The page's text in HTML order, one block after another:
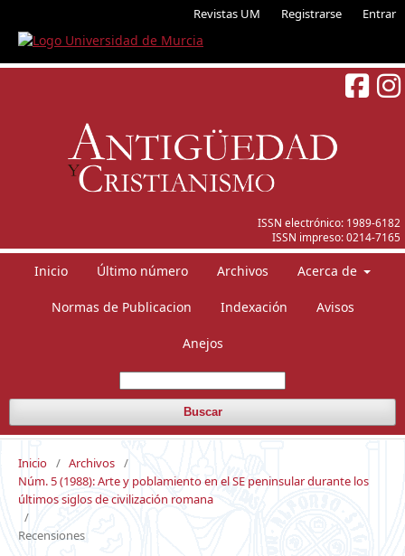
Revistas UM Registrarse Entrar
ISSN electrónico: 1989-6182
ISSN impreso:0214-7165
Inicio Último número Archivos Acerca de
Normas de Publicacion Indexación Avisos
Anejos
Buscar
Inicio / Archivos /
Núm. 5 (1988): Arte y poblamiento en el SE peninsular durante los
últimos siglos de civilización romana
/
Recensiones